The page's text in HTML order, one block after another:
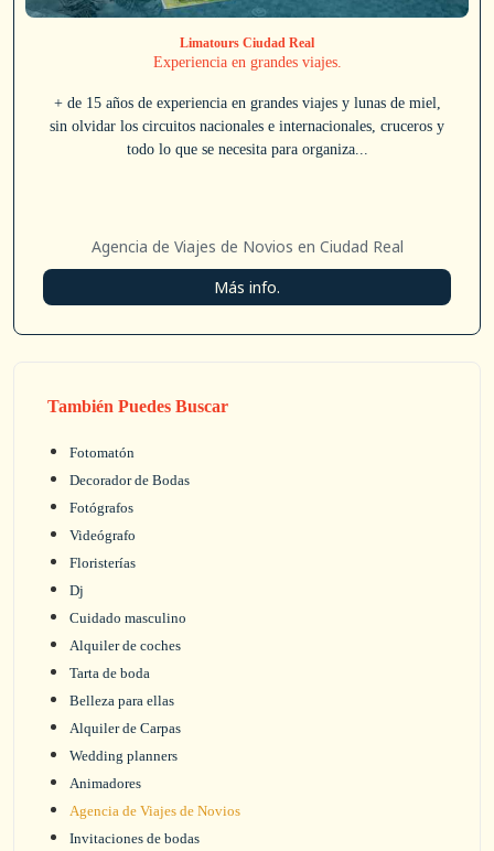
Limatours Ciudad Real
Experiencia en grandes viajes.
+ de 15 años de experiencia en grandes viajes y lunas de miel,
sin olvidar los circuitos nacionales e internacionales, cruceros y
todo lo que se necesita para organiza...
Agencia de Viajes de Novios en Ciudad Real
Más info.
También Puedes Buscar
Fotomatón
Decorador de Bodas
Fotógrafos
Videógrafo
Floristerías
Dj
Cuidado masculino
Alquiler de coches
Tarta de boda
Belleza para ellas
Alquiler de Carpas
Wedding planners
Animadores
Agencia de Viajes de Novios
Invitaciones de bodas